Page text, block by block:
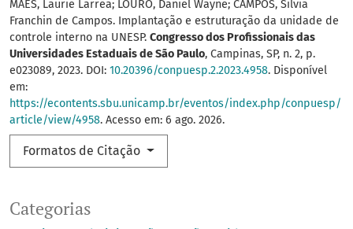
Categorias
MAES, Laurie Larrea; LOURO, Daniel Wayne; CAMPOS, Silvia
Franchin de Campos. Implantação e estruturação da unidade de
controle interno na UNESP. Congresso dos Profissionais das
Universidades Estaduais de São Paulo, Campinas, SP, n. 2, p.
e023089, 2023. DOI: 10.20396/conpuesp.2.2023.4958. Disponível
em:
https://econtents.sbu.unicamp.br/eventos/index.php/conpuesp/
article/view/4958. Acesso em: 6 ago. 2026.
Formatos de Citação